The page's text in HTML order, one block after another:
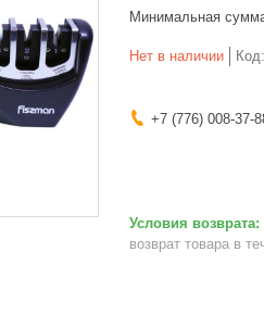
Минимальная
Нет в наличии Код:
+7 (776) 008-37-
возврат товара в